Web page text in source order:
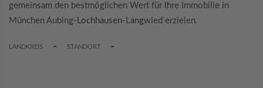
gemeinsam den bestmöglichen Wert für Ihre Immobilie in
München Aubing-Lochhausen-Langwied erzielen.
LANDKREIS TOGGLE DROPDOWN
STANDORT TOGGLE DROPDOWN